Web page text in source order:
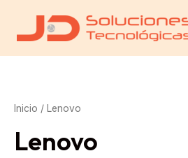
contenido
Inicio / Lenovo
Lenovo